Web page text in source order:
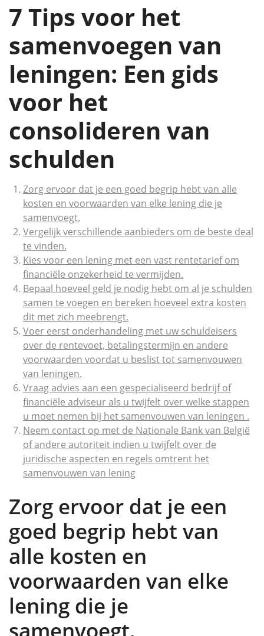
7 Tips voor het
samenvoegen van
leningen: Een gids
voor het
consolideren van
schulden
Zorg ervoor dat je een goed begrip hebt van alle
kosten en voorwaarden van elke lening die je
samenvoegt.
Vergelijk verschillende aanbieders om de beste deal
te vinden.
Kies voor een lening met een vast rentetarief om
financiële onzekerheid te vermijden.
Bepaal hoeveel geld je nodig hebt om al je schulden
samen te voegen en bereken hoeveel extra kosten
dit met zich meebrengt.
Voer eerst onderhandeling met uw schuldeisers
over de rentevoet, betalingstermijn en andere
voorwaarden voordat u beslist tot samenvouwen
van leningen.
Vraag advies aan een gespecialiseerd bedrijf of
financiële adviseur als u twijfelt over welke stappen
u moet nemen bij het samenvouwen van leningen .
Neem contact op met de Nationale Bank van België
of andere autoriteit indien u twijfelt over de
juridische aspecten en regels omtrent het
samenvouwen van lening
Zorg ervoor dat je een
goed begrip hebt van
alle kosten en
voorwaarden van elke
lening die je
samenvoegt.